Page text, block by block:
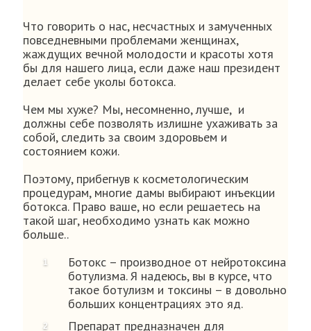
Что говорить о нас, несчастных и замученных
повседневными проблемами женщинах,
жаждущих вечной молодости и красоты хотя
бы для нашего лица, если даже наш президент
делает себе уколы ботокса.
Чем мы хуже? Мы, несомненно, лучше, и
должны себе позволять излишне ухаживать за
собой, следить за своим здоровьем и
состоянием кожи.
Поэтому, прибегнув к косметологическим
процедурам, многие дамы выбирают инъекции
ботокса. Право ваше, но если решаетесь на
такой шаг, необходимо узнать как можно
больше..
Ботокс – производное от нейротоксина
ботулизма. Я надеюсь, вы в курсе, что
такое ботулизм и токсины – в довольно
больших концентрациях это яд.
Препарат предназначен для